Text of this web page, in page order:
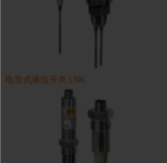
电导式液位开关 LNK